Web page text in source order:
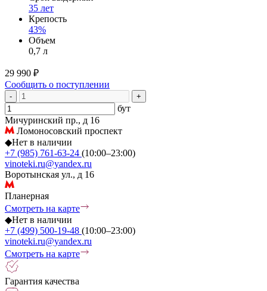
35 лет
Крепость
43%
Объем
0,7 л
29 990 ₽
Сообщить о поступлении
- +
бут
Мичуринский пр., д 16
Ломоносовский проспект
◆Нет в наличии
+7 (985) 761-63-24 (10:00–23:00)
vinoteki.ru@yandex.ru
Воротынская ул., д 16
Планерная
Смотреть на карте
◆Нет в наличии
+7 (499) 500-19-48 (10:00–23:00)
vinoteki.ru@yandex.ru
Смотреть на карте
Гарантия качества